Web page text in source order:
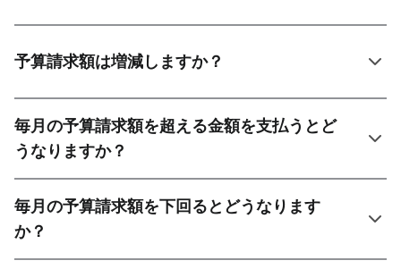
予算請求額は増減しますか？
毎月の予算請求額を超える金額を支払うとど
うなりますか？
毎月の予算請求額を下回るとどうなります
か？